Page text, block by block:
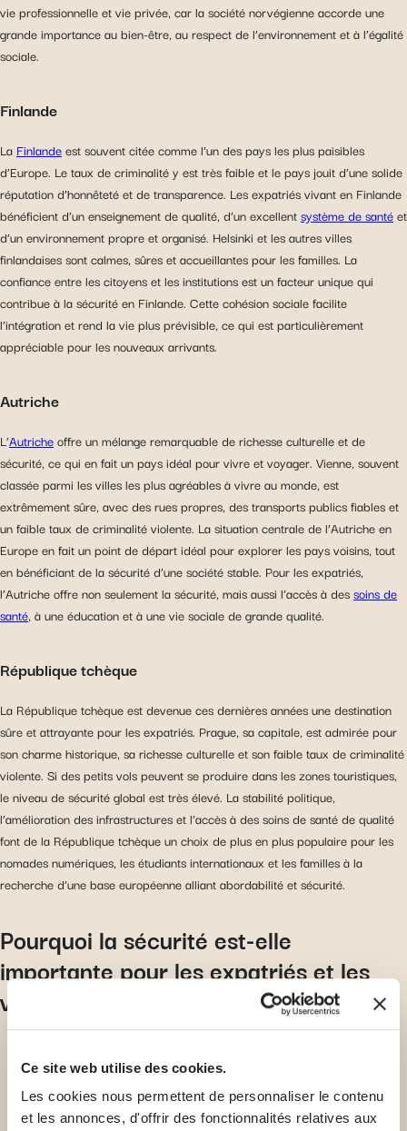
Ce site web utilise des cookies.
Les cookies nous permettent de personnaliser le contenu
et les annonces, d'offrir des fonctionnalités relatives aux
vie professionnelle et vie privée, car la société norvégienne accorde une
grande importance au bien-être, au respect de l’environnement et à l’égalité
sociale.
Finlande
La Finlandeest souvent citée comme l’un des pays les plus paisibles
d’Europe. Le taux de criminalité y est très faible et le pays jouit d’une solide
réputation d’honnêteté et de transparence. Les expatriés vivant en Finlande
bénéficient d’un enseignement de qualité, d’un excellentsystème de santéet
d’un environnement propre et organisé. Helsinki et les autres villes
finlandaises sont calmes, sûres et accueillantes pour les familles. La
confiance entre les citoyens et les institutions est un facteur unique qui
contribue à la sécurité en Finlande. Cette cohésion sociale facilite
l’intégration et rend la vie plus prévisible, ce qui est particulièrement
appréciable pour les nouveaux arrivants.
Autriche
L’Autricheoffre un mélange remarquable de richesse culturelle et de
sécurité, ce qui en fait un pays idéal pour vivre et voyager. Vienne, souvent
classée parmi les villes les plus agréables à vivre au monde, est
extrêmement sûre, avec des rues propres, des transports publics fiables et
un faible taux de criminalité violente. La situation centrale de l’Autriche en
Europe en fait un point de départ idéal pour explorer les pays voisins, tout
en bénéficiant de la sécurité d’une société stable. Pour les expatriés,
l’Autriche offre non seulement la sécurité, mais aussi l’accès à dessoins de
santé, à une éducation et à une vie sociale de grande qualité.
République tchèque
La République tchèque est devenue ces dernières années une destination
sûre et attrayante pour les expatriés. Prague, sa capitale, est admirée pour
son charme historique, sa richesse culturelle et son faible taux de criminalité
violente. Si des petits vols peuvent se produire dans les zones touristiques,
le niveau de sécurité global est très élevé. La stabilité politique,
l’amélioration des infrastructures et l’accès à des soins de santé de qualité
font de la République tchèque un choix de plus en plus populaire pour les
nomades numériques, les étudiants internationaux et les familles à la
recherche d’une base européenne alliant abordabilité et sécurité.
Pourquoi la sécurité est-elle
importante pour les expatriés et les
voyageurs ?